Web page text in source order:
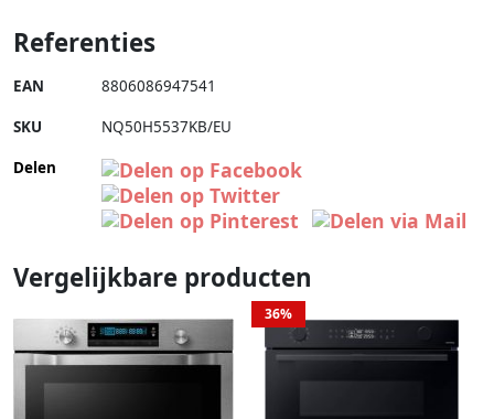
Referenties
EAN 8806086947541
SKU NQ50H5537KB/EU
Delen
Vergelijkbare producten
36%